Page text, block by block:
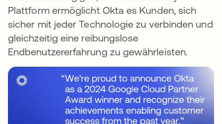
Plattform ermöglicht Okta es Kunden, sich
sicher mit jeder Technologie zu verbinden und
gleichzeitig eine reibungslose
Endbenutzererfahrung zu gewährleisten.